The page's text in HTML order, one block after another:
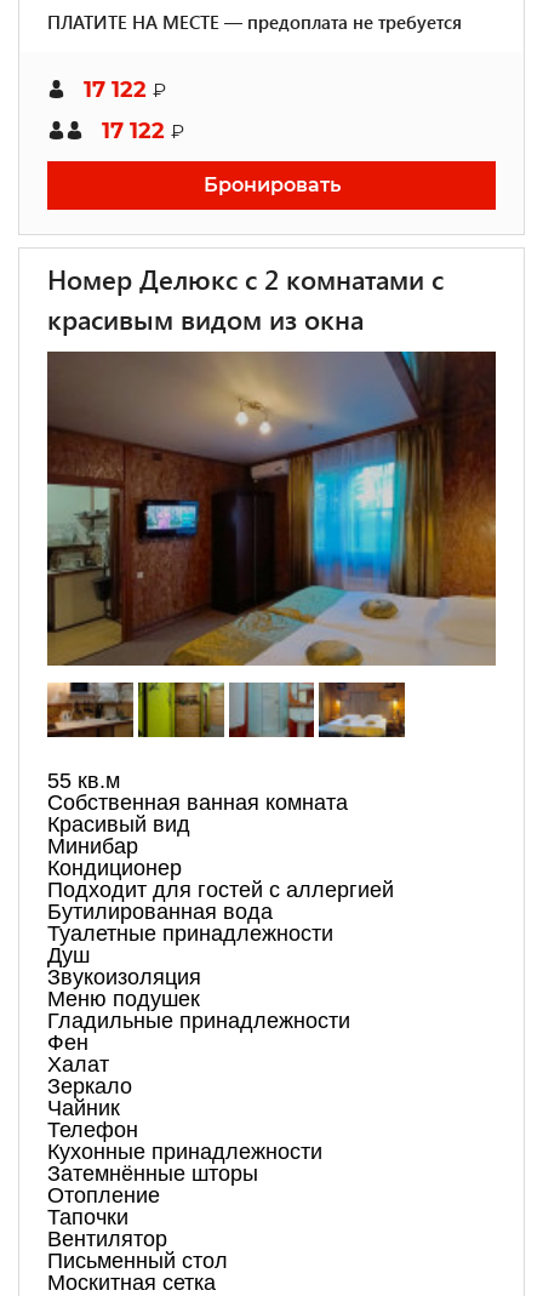
ПЛАТИТЕ НА МЕСТЕ — предоплата не требуется
17 122 ₽
17 122 ₽
Бронировать
Номер Делюкс с 2 комнатами с
красивым видом из окна
55 кв.м
Собственная ванная комната
Красивый вид
Минибар
Кондиционер
Подходит для гостей с аллергией
Бутилированная вода
Туалетные принадлежности
Душ
Звукоизоляция
Меню подушек
Гладильные принадлежности
Фен
Халат
Зеркало
Чайник
Телефон
Кухонные принадлежности
Затемнённые шторы
Отопление
Тапочки
Вентилятор
Письменный стол
Москитная сетка